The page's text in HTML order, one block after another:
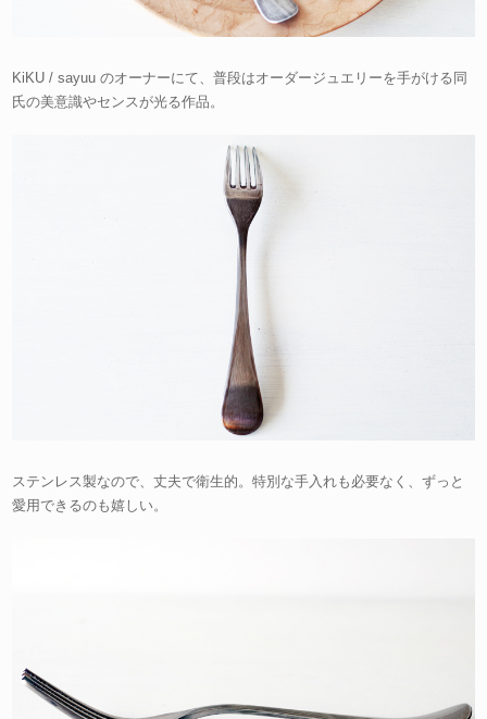
KiKU / sayuu のオーナーにて、普段はオーダージュエリーを手がける同
氏の美意識やセンスが光る作品。
ステンレス製なので、丈夫で衛生的。特別な手入れも必要なく、ずっと
愛用できるのも嬉しい。